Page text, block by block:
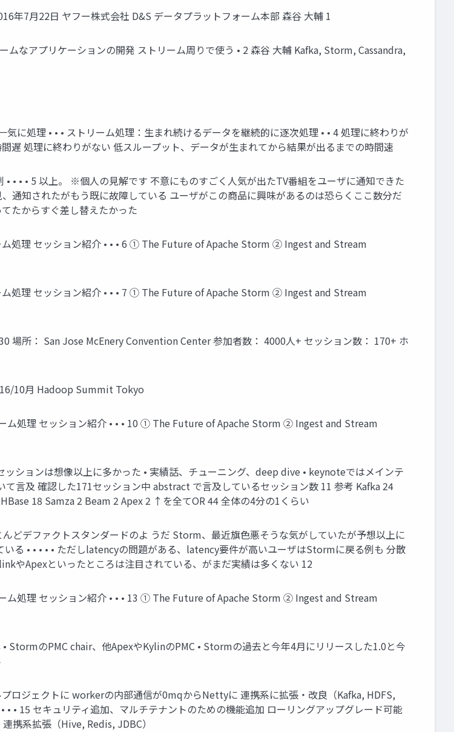
年7月22日 ヤフー株式会社 D&S データプラットフォーム本部 森谷 大輔 1
ムなアプリケーションの開発 ストリーム周りで使う • 2 森谷 大輔 Kafka, Storm, Cassandra,
に処理 • • • ストリーム処理：生まれ続けるデータを継続的に逐次処理 • • 4 処理に終わりが
遅 処理に終わりがない 低スループット、データが生まれてから結果が出るまでの時間速
• • • 5 以上。 ※個人の見解です 不意にものすごく人気が出たTV番組をユーザに通知できた
通知されたがもう既に故障している ユーザがこの商品に興味があるのは恐らくここ数分だ
たからすぐ差し替えたかった
処理 セッション紹介 • • • 6 ① The Future of Apache Storm ② Ingest and Stream
処理 セッション紹介 • • • 7 ① The Future of Apache Storm ② Ingest and Stream
場所： San Jose McEnery Convention Center 参加者数： 4000人+ セッション数： 170+ ホ
10月 Hadoop Summit Tokyo
ム処理 セッション紹介 • • • 10 ① The Future of Apache Storm ② Ingest and Stream
ションは想像以上に多かった • 実績話、チューニング、deep dive • keynoteではメインテ
言及 確認した171セッション中 abstract で言及しているセッション数 11 参考 Kafka 24
18 Samza 2 Beam 2 Apex 2 ↑を全てOR 44 全体の4分の1くらい
どデファクトスタンダードのよ うだ Storm、最近旗色悪そうな気がしていたが予想以上に
る • • • • • ただしlatencyの問題がある、latency要件が高いユーザはStormに戻る例も 分散
やApexといったところは注目されている、がまだ実績は多くない 12
ム処理 セッション紹介 • • • 13 ① The Future of Apache Storm ② Ingest and Stream
のPMC chair、他ApexやKylinのPMC • Stormの過去と今年4月にリリースした1.0と今
ロジェクトに workerの内部通信が0mqからNettyに 連携系に拡張・改良（Kafka, HDFS,
• 15 セキュリティ追加、マルチテナントのための機能追加 ローリングアップグレード可能
携系拡張（Hive, Redis, JDBC）